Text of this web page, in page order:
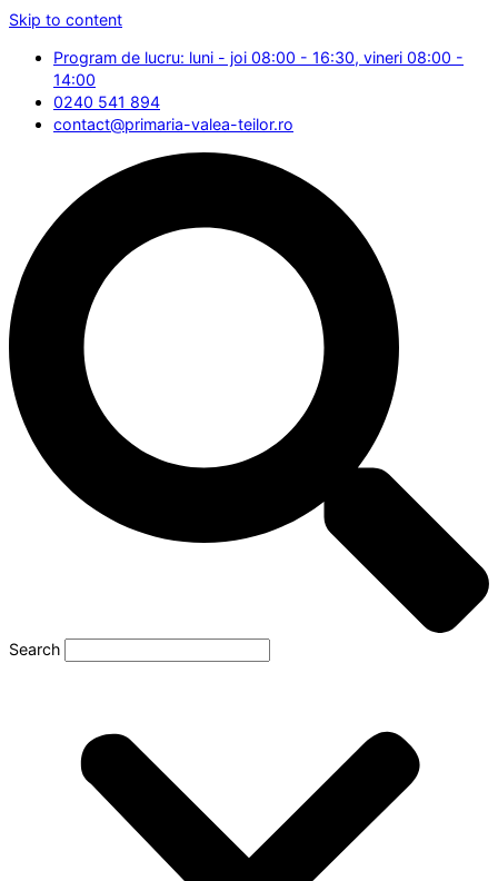
Skip to content
Program de lucru: luni - joi 08:00 - 16:30, vineri 08:00 -
14:00
0240 541 894
contact@primaria-valea-teilor.ro
Search